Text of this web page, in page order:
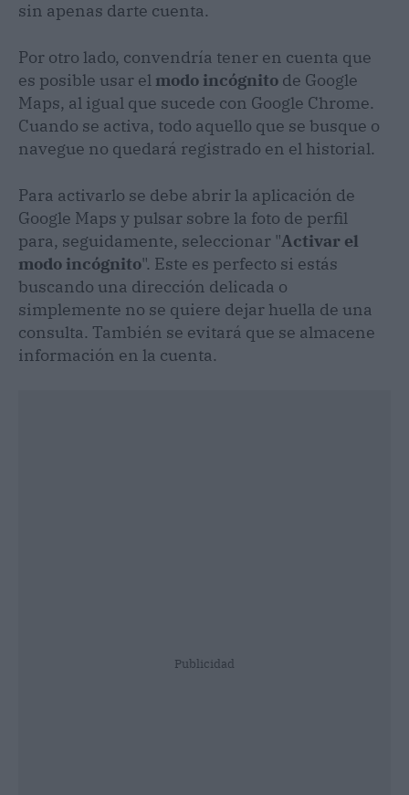
sin apenas darte cuenta.
Por otro lado, convendría tener en cuenta que
es posible usar el modo incógnito de Google
Maps, al igual que sucede con Google Chrome.
Cuando se activa, todo aquello que se busque o
navegue no quedará registrado en el historial.
Para activarlo se debe abrir la aplicación de
Google Maps y pulsar sobre la foto de perfil
para, seguidamente, seleccionar "Activar el
modo incógnito". Este es perfecto si estás
buscando una dirección delicada o
simplemente no se quiere dejar huella de una
consulta. También se evitará que se almacene
información en la cuenta.
Publicidad